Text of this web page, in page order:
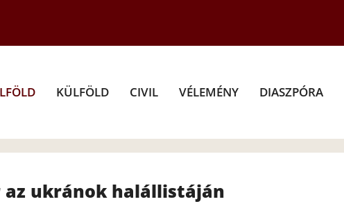
KÜLFÖLD CIVIL VÉLEMÉNY DIASZPÓRA
az ukránok halállistáján